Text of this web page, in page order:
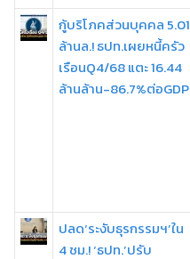
กู้บริโภคส่วนบุคคล 5.01
ล้านล.! ธปท.เผยหนี้ครัว
เรือนQ4/68 แตะ 16.44
ล้านล้าน-86.7%ต่อGDP
ปลด‘ระงับธุรกรรมฯ’ใน
4 ชม.! ‘ธปท.’ปรับ